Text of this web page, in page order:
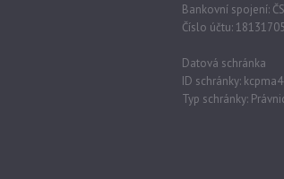
Bankovní spojení:
Číslo účtu:
Datová schránka
ID schránky:
Typ schránky: